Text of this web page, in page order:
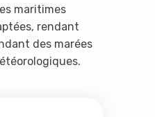
maritimes
rendant
des marées